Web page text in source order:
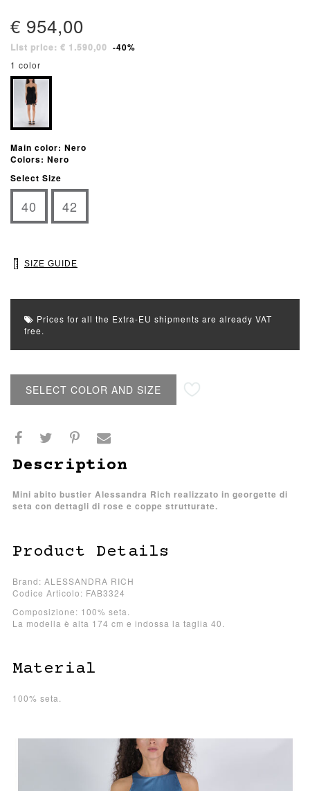
€ 954,00
List price: € 1.590,00 -40%
1 color
Main color: Nero
Colors: Nero
Select Size
40 42
SIZE GUIDE
Prices for all the Extra-EU shipments are already VAT
free.
SELECT COLOR AND SIZE
Description
Mini abito bustier Alessandra Rich realizzato in georgette di
seta con dettagli di rose e coppe strutturate.
Product Details
Brand: ALESSANDRA RICH
Codice Articolo: FAB3324
Composizione: 100% seta.
La modella è alta 174 cm e indossa la taglia 40.
Material
100% seta.